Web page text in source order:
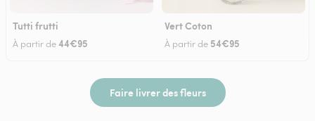
Tutti frutti
À partir de44€95
Vert Coton
À partir de 54€95
Faire livrer des fleurs